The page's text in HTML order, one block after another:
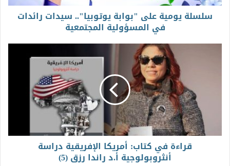
سلسلة يومية على "بوابة يوتوبيا".. سيدات رائدات
في المسؤولية المجتمعية
قراءة في كتاب: أمريكا الإفريقية دراسة
أنثروبولوجية أ.د راندا رزق (5)